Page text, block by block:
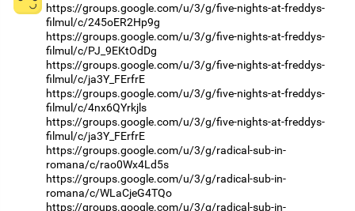
https://groups.google.com/u/3/g/five-nights-at-freddys-
filmul/c/245oER2Hp9g
https://groups.google.com/u/3/g/five-nights-at-freddys-
filmul/c/PJ_9EKtOdDg
https://groups.google.com/u/3/g/five-nights-at-freddys-
filmul/c/ja3Y_FErfrE
https://groups.google.com/u/3/g/five-nights-at-freddys-
filmul/c/4nx6QYrkjls
https://groups.google.com/u/3/g/five-nights-at-freddys-
filmul/c/ja3Y_FErfrE
https://groups.google.com/u/3/g/radical-sub-in-
romana/c/rao0Wx4Ld5s
https://groups.google.com/u/3/g/radical-sub-in-
romana/c/WLaCjeG4TQo
https://groups.google.com/u/3/g/radical-sub-in-